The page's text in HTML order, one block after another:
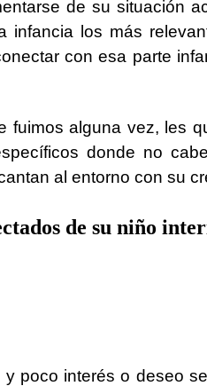
de su situación
infancia los más
con esa parte
fuimos alguna vez, les
donde no
al entorno con su
de su niño
poco interés o deseo